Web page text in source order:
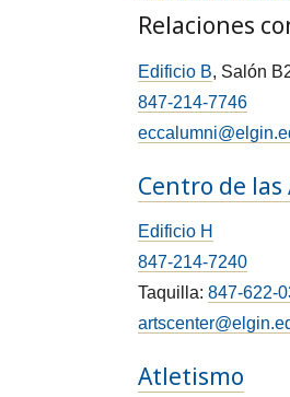
Relaciones
Edificio B, Salón
847-214-7746
Centro de las
Edificio H
847-214-7240
Taquilla:847-622-
Atletismo